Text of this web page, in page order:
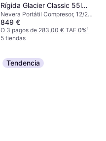
Rígida Glacier Classic 55l
Grey
Nevera Portátil Compresor, 12/24
V, Con conexión USB incorporada,
Potencia 55W
849 €
O 3 pagos de 283,00 € TAE 0%¹
5 tiendas
Tendencia